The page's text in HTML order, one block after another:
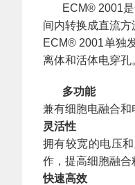
ECM® 2001
间内转换成直流
ECM® 2001单独
离体和活体电穿孔
多功能
兼有细胞电融合
灵活性
拥有较宽的电压
作，提高细胞融合
快速高效